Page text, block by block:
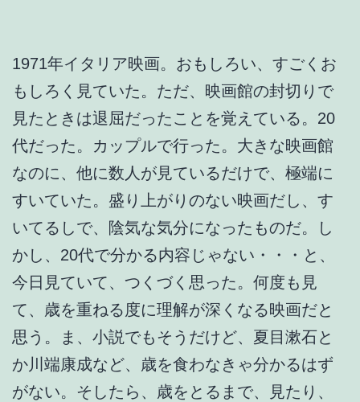
1971年イタリア映画。おもしろい、すごくお
もしろく見ていた。ただ、映画館の封切りで
見たときは退屈だったことを覚えている。20
代だった。カップルで行った。大きな映画館
なのに、他に数人が見ているだけで、極端に
すいていた。盛り上がりのない映画だし、す
いてるしで、陰気な気分になったものだ。し
かし、20代で分かる内容じゃない・・・と、
今日見ていて、つくづく思った。何度も見
て、歳を重ねる度に理解が深くなる映画だと
思う。ま、小説でもそうだけど、夏目漱石と
か川端康成など、歳を食わなきゃ分かるはず
がない。そしたら、歳をとるまで、見たり、